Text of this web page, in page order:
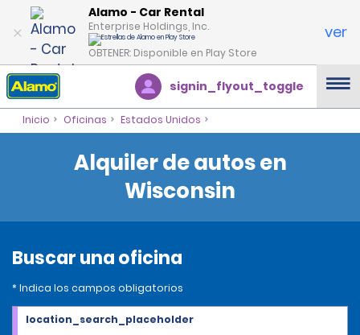
Alamo - Car Rental
Enterprise Holdings, Inc.
OBTENER: Disponible en Play Store
ver
signin_flyout_toggle
Inicio Oficinas Estados Unidos
Alquiler de autos en
Wisconsin
Buscar una oficina
* Indica los campos obligatorios
location_search_placeholder